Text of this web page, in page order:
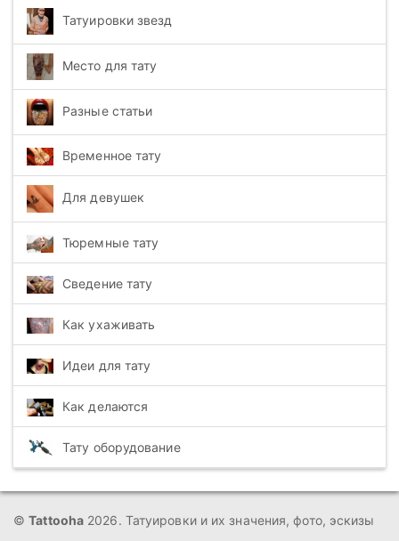
Татуировки звезд
Место для тату
Разные статьи
Временное тату
Для девушек
Тюремные тату
Сведение тату
Как ухаживать
Идеи для тату
Как делаются
Тату оборудование
©Tattooha 2026. Татуировки и их значения, фото, эскизы